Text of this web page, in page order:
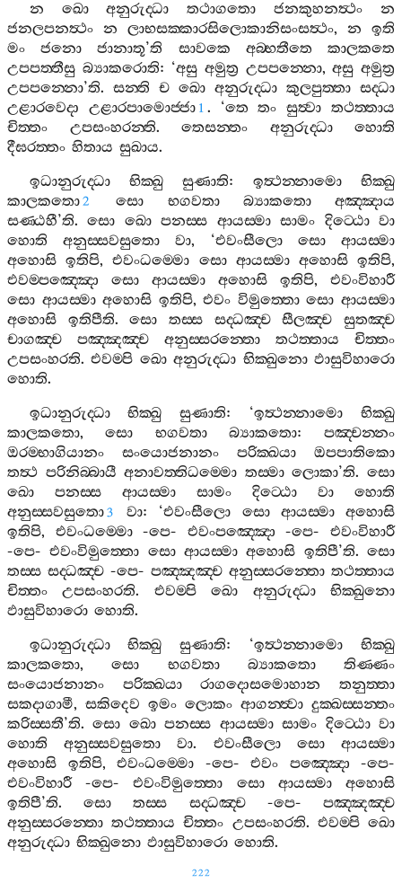
න
ඛො අනුරුද‍්ධා තථාගතො ජනකුහනත්‍ථං
න
ජනලපනත්‍ථං න ලාභසක‍්කාරසිලොකානිසංසත්‍ථං, න
ඉති
මං
ජනො ජානාතූ’ති සාවකෙ අබ‍්භතීතෙ
කාලකතෙ
උපපත‍්තීසු බ්‍යාකරොති: ‘අසු අමුත්‍ර උපපන‍්නො,අසු අමුත්‍ර
උපපන‍්නො’ති. සන‍්ති ච ඛො අනුරුද‍්ධා කුලපුත‍්තා සද‍්ධා
උළාරවෙදා
උළාරපාමොජ‍්ජා 1 . ‘තෙ තං සුත්‍වා තථත‍්තාය
චිත‍්තං
උපසංහරන‍්ති. තෙසන‍්තං අනුරුද‍්ධා
හොති
දීඝරත‍්තං හිතාය සුඛාය.
ඉධානුරුද‍්ධා
භික‍්ඛු සුණාති: ඉත්‍ථන‍්නාමො
භික‍්ඛු
කාලකතො2 සො භගවතා බ්‍යාකතො
අඤ‍්ඤාය
සණ‍්ඨහී’ති.සො ඛො පනස‍්ස ආයස‍්මා සාමං දිට‍්ඨො වා
හොති
අනුස‍්සවසුතො වා, ‘එවංසීලො සො
ආයස‍්මා
අහොසි ඉතිපි,එවංධම‍්මො සො ආයස‍්මා අහොසි ඉතිපි,
එවම‍්පඤ‍්ඤො
සො ආයස‍්මා අහොසි ඉතිපි, එවංවිහාරී
සො ආයස‍්මා අහොසි ඉතිපි,එවං විමුත‍්තො සො ආයස‍්මා
අහොසි
ඉතිපීති.සො තස‍්ස සද‍්ධඤ‍්ච සීලඤ‍්ච
සුතඤ‍්ච
චාගඤ‍්ච
පඤ‍්ඤඤ‍්ච අනුස‍්සරන‍්තො තථත‍්තාය
චිත‍්තං
උපසංහරති.එවම‍්පි ඛො අනුරුද‍්ධා භික‍්ඛුනො ඵාසුවිහාරො
හොති.
ඉධානුරුද‍්ධා
භික‍්ඛු සුණාති: ‘ඉත්‍ථන‍්නාමො
භික‍්ඛු
කාලකතො,සො භගවතා බ්‍යාකතො: පඤ‍්චන‍්නං
ඔරම‍්භාගියානං
සංයොජනානං පරික‍්ඛයා
ඔපපාතිකො
තත්‍ථ පරිනිබ‍්බායී අනාවත‍්තිධම‍්මො තස‍්මා ලොකා’ති.සො
ඛො
පනස‍්ස ආයස‍්මා සාමං දිට‍්ඨො වා
හොති
අනුස‍්සවසුතො3 වා: ‘එවංසීලො සො ආයස‍්මා
අහොසි
ඉතිපි, එවංධම‍්මො-පෙ- එවංපඤ‍්ඤො -පෙ-එවංවිහාරී
-පෙ-එවංවිමුත‍්තො සො ආයස‍්මා අහොසි ඉතිපී’ති.සො
තස‍්ස සද‍්ධඤ‍්ච -පෙ- පඤ‍්ඤඤ‍්ච අනුස‍්සරන‍්තො තථත‍්තාය
චිත‍්තං
උපසංහරති. එවම‍්පි ඛො අනුරුද‍්ධා
භික‍්ඛුනො
ඵාසුවිහාරො හොති.
ඉධානුරුද‍්ධා
භික‍්ඛු සුණාති: ‘ඉත්‍ථන‍්නාමො
භික‍්ඛු
කාලකතො,සො භගවතා බ්‍යාකතො
තිණ‍්ණං
සංයොජනානං
පරික‍්ඛයා රාගදොසමොහාන
තනුත‍්තා
සකදාගාමී, සකිදෙව ඉමං ලොකං ආගන‍්ත්‍වා දුක‍්ඛස‍්සන‍්තං
කරිස‍්සතී’ති.සො ඛො පනස‍්ස ආයස‍්මා සාමං දිට‍්ඨො වා
හොති
අනුස‍්සවසුතො වා. එවංසීලො සො
ආයස‍්මා
අහොසි
ඉතිපි, එවංධම‍්මො -පෙ- එවං පඤ‍්ඤො -පෙ-
එවංවිහාරී-පෙ-එවංවිමුත‍්තො සො ආයස‍්මා
අහොසි
ඉතිපී’ති.සො තස‍්ස සද‍්ධඤ‍්ච-පෙ-පඤ‍්ඤඤ‍්ච
අනුස‍්සරන‍්තො තථත‍්තාය චිත‍්තං උපසංහරති. එවම‍්පි ඛො
අනුරුද‍්ධා භික‍්ඛුනො ඵාසුවිහාරො හොති.
222